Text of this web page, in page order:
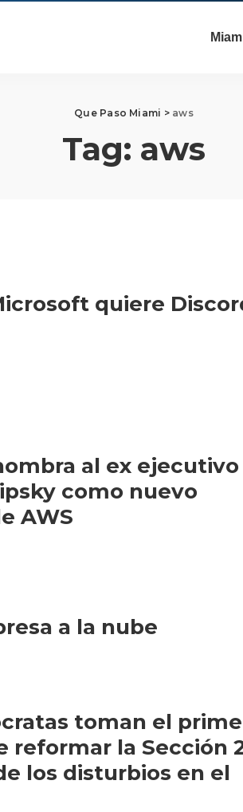
Que Paso Miami > aws
Tag: aws
quiere
al ex ejecutivo
como nuevo
AWS
a la nube
toman el
reformar la Sección
los disturbios en el